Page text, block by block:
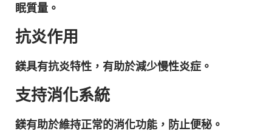
眠質量。
抗炎作用
鎂具有抗炎特性，有助於減少慢性炎症。
支持消化系統
鎂有助於維持正常的消化功能，防止便秘。